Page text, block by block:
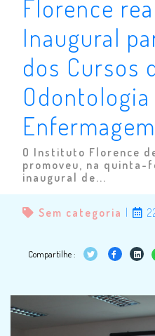
Florence
Inaugural
dos Cursos
Odontologia
Enfermagem
O Instituto Florence
promoveu, na quinta-
inaugural de...
Sem categoria
Compartilhe :